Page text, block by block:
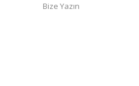
Bize Yazın